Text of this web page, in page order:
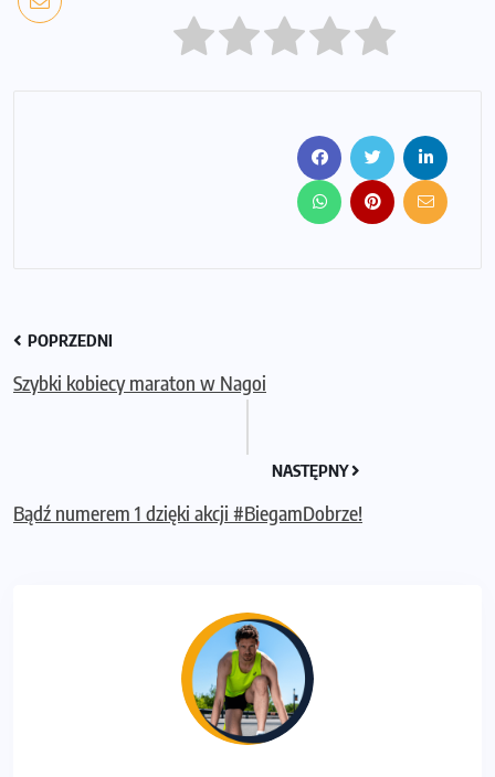
POPRZEDNI
Szybki kobiecy maraton w Nagoi
NASTĘPNY
Bądź numerem 1 dzięki akcji #BiegamDobrze!